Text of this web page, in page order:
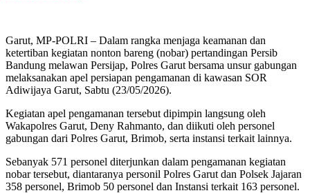
Garut, MP-POLRI – Dalam rangka menjaga keamanan dan
ketertiban kegiatan nonton bareng (nobar) pertandingan Persib
Bandung melawan Persijap, Polres Garut bersama unsur gabungan
melaksanakan apel persiapan pengamanan di kawasan SOR
Adiwijaya Garut, Sabtu (23/05/2026).
Kegiatan apel pengamanan tersebut dipimpin langsung oleh
Wakapolres Garut, Deny Rahmanto, dan diikuti oleh personel
gabungan dari Polres Garut, Brimob, serta instansi terkait lainnya.
Sebanyak 571 personel diterjunkan dalam pengamanan kegiatan
nobar tersebut, diantaranya personil Polres Garut dan Polsek Jajaran
358 personel, Brimob 50 personel dan Instansi terkait 163 personel.